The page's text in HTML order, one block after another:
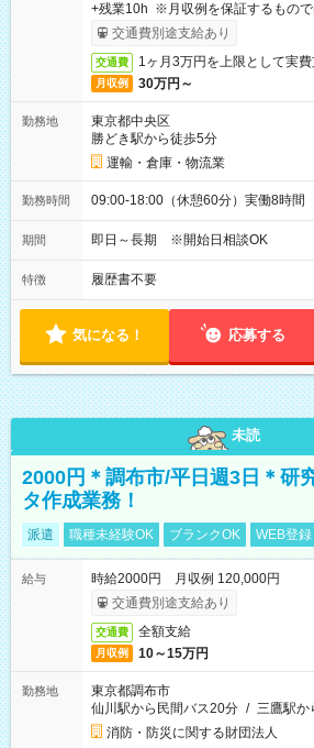
+残業10h ※月収例を保証するもの
取りサービス利用可（利用条件有）
交通費別途支給あり
交通費 1ヶ月3万円を上限として実
月収例 30万円～
勤務地
東京都中央区
勝どき駅から徒歩5分
運輸・倉庫・物流業
勤務時間 09:00-18:00（休憩60分）実働8時間
期間 即日～長期 ※開始日相談OK
特徴 履歴書不要
気になる！ 応募する
未読
2000円＊調布市/平日週3日＊研
タ作成業務！
派遣 職種未経験OK ブランクOK WEB登
給与
時給2000円 月収例 120,000円
交通費別途支給あり
交通費 全額支給
月収例 10～15万円
勤務地
東京都調布市
仙川駅から民間バス20分 / 三鷹駅か
消防・防災に関する財団法人